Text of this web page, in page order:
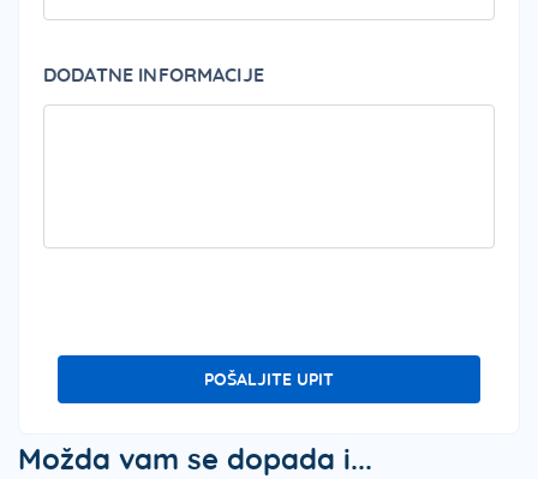
DODATNE INFORMACIJE
POŠALJITE UPIT
Možda vam se dopada i...